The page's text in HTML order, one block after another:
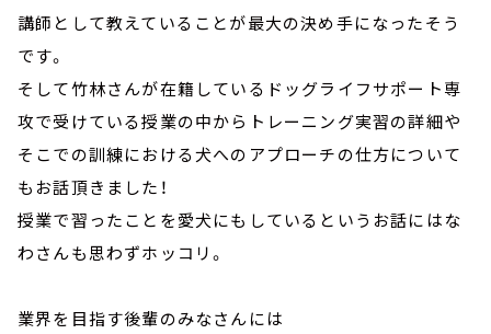
講師として教えていることが最大の決め手になったそう
です。
そして竹林さんが在籍しているドッグライフサポート専
攻で受けている授業の中からトレーニング実習の詳細や
そこでの訓練における犬へのアプローチの仕方について
もお話頂きました！
授業で習ったことを愛犬にもしているというお話にはな
わさんも思わずホッコリ。
業界を目指す後輩のみなさんには